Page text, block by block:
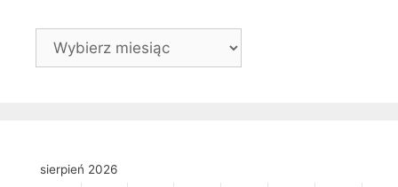
Archiwa
sierpień 2026